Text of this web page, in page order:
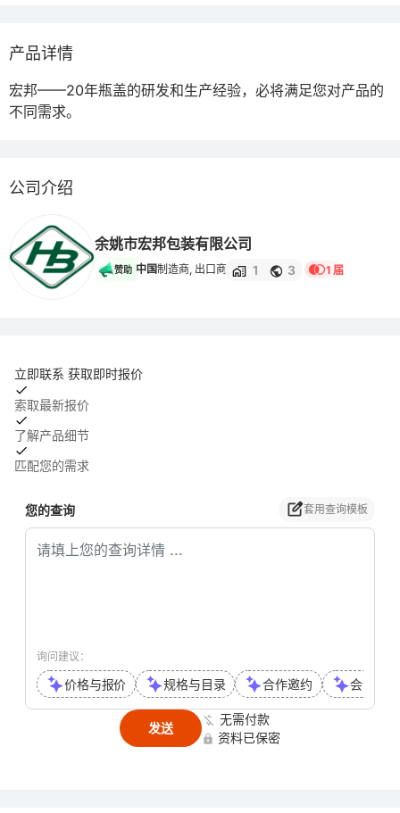
产品详情
宏邦——20年瓶盖的研发和生产经验，必将满足您对产品的
不同需求。
公司介绍
余姚市宏邦包装有限公司
赞助 中国制造商, 出口商 1 3 1 届
立即联系 获取即时报价
索取最新报价
了解产品细节
匹配您的需求
您的查询 套用查询模板
询问建议：
价格与报价 规格与目录 合作邀约 会议或
发送
无需付款
资料已保密